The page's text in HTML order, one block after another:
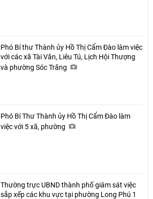
Phó Bí thư Thành ủy Hồ Thị Cẩm Đào làm việc
với các xã Tài Văn, Liêu Tú, Lịch Hội Thượng
và phường Sóc Trăng
Phó Bí Thư Thành ủy Hồ Thị Cẩm Đào làm
việc với 5 xã, phường
Thường trực UBND thành phố giám sát việc
sắp xếp các khu vực tại phường Long Phú 1